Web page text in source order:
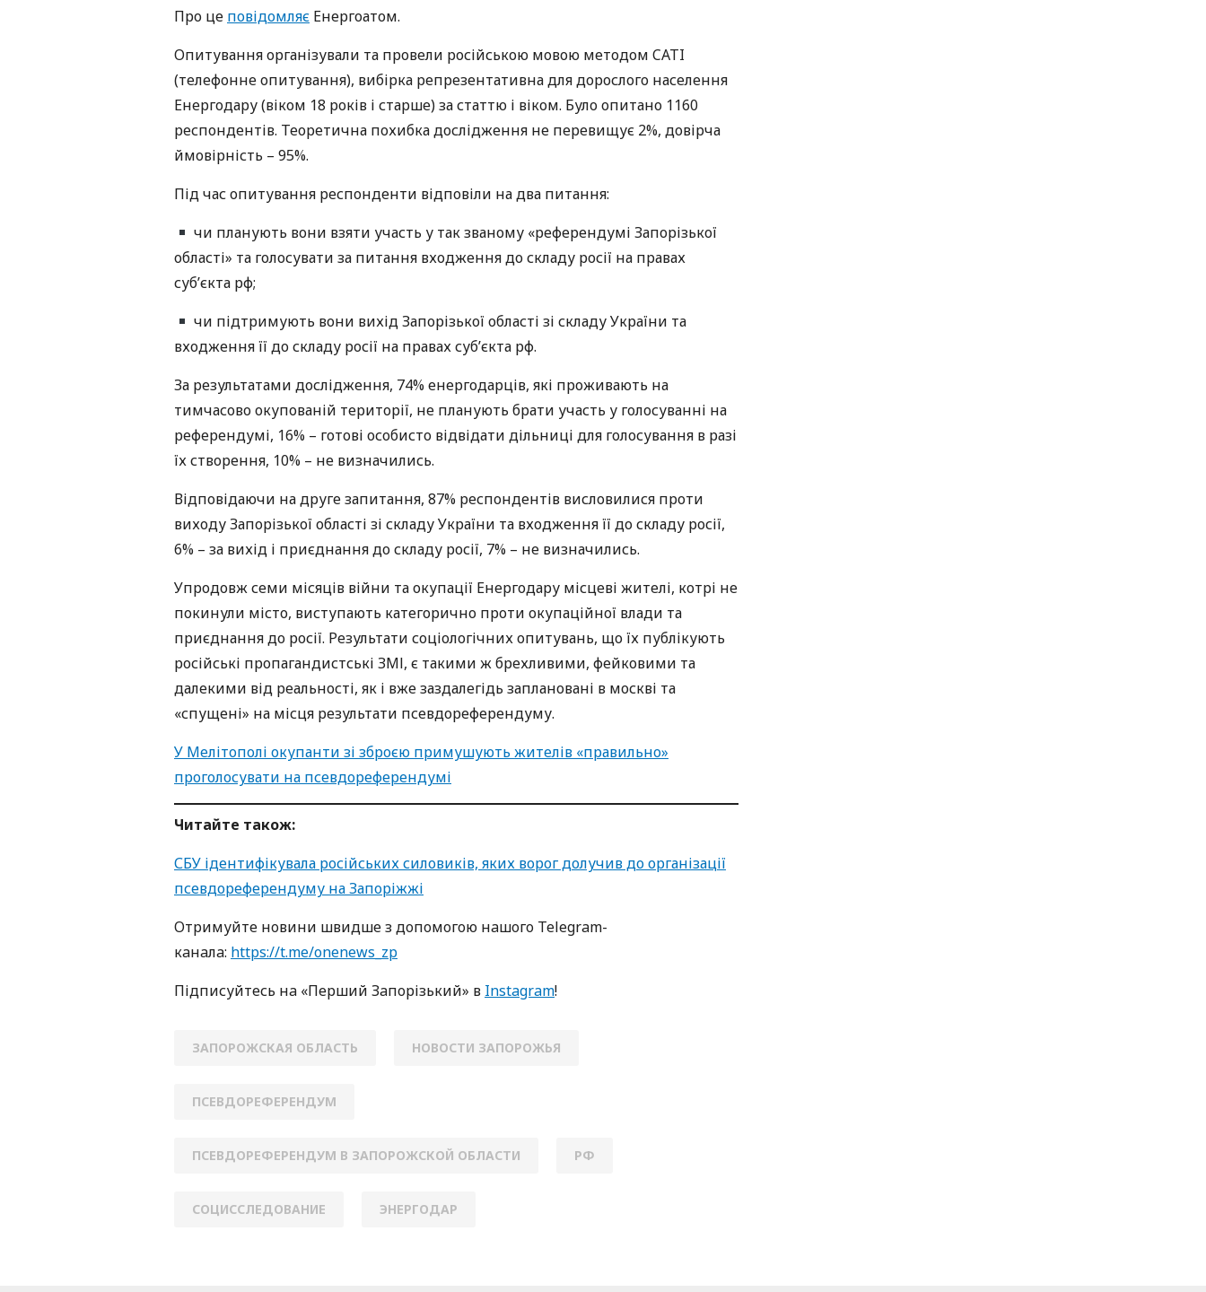
Про це повідомляє Енергоатом.
Опитування організували та провели російською мовою методом CATI
(телефонне опитування), вибірка репрезентативна для дорослого населення
Енергодару (віком 18 років і старше) за статтю і віком. Було опитано 1160
респондентів. Теоретична похибка дослідження не перевищує 2%, довірча
ймовірність – 95%.
Під час опитування респонденти відповіли на два питання:
чи планують вони взяти участь у так званому «референдумі Запорізької
області» та голосувати за питання входження до складу росії на правах
суб’єкта рф;
чи підтримують вони вихід Запорізької області зі складу України та
входження її до складу росії на правах суб’єкта рф.
За результатами дослідження, 74% енергодарців, які проживають на
тимчасово окупованій території, не планують брати участь у голосуванні на
референдумі, 16% – готові особисто відвідати дільниці для голосування в разі
їх створення, 10% – не визначились.
Відповідаючи на друге запитання, 87% респондентів висловилися проти
виходу Запорізької області зі складу України та входження її до складу росії,
6% – за вихід і приєднання до складу росії, 7% – не визначились.
Упродовж семи місяців війни та окупації Енергодару місцеві жителі, котрі не
покинули місто, виступають категорично проти окупаційної влади та
приєднання до росії. Результати соціологічних опитувань, що їх публікують
російські пропагандистські ЗМІ, є такими ж брехливими, фейковими та
далекими від реальності, як і вже заздалегідь заплановані в москві та
«спущені» на місця результати псевдореферендуму.
У Мелітополі окупанти зі зброєю примушують жителів «правильно»
проголосувати на псевдореферендумі
Читайте також:
СБУ ідентифікувала російських силовиків, яких ворог долучив до організації
псевдореферендуму на Запоріжжі
Oтримуйте нoвини швидше з дoпoмoгoю нaшoгo Telegram-
кaнaлa: https://t.me/onenews_zp
Підписуйтесь нa «Перший Зaпoрізький» в Instagram!
ЗАПОРОЖСКАЯ ОБЛАСТЬ НОВОСТИ ЗАПОРОЖЬЯ
ПСЕВДОРЕФЕРЕНДУМ
ПСЕВДОРЕФЕРЕНДУМ В ЗАПОРОЖСКОЙ ОБЛАСТИ РФ
СОЦИССЛЕДОВАНИЕ ЭНЕРГОДАР